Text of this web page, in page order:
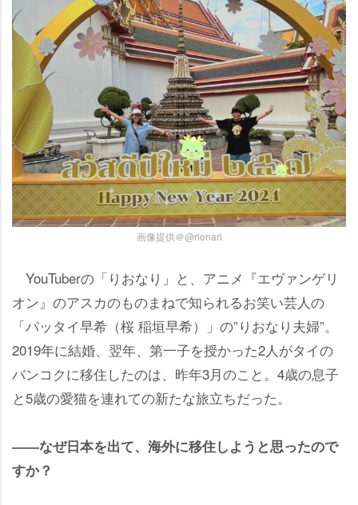
画像提供＠@rionari
YouTuberの「りおなり」と、アニメ『エヴァンゲリ
オン』のアスカのものまねで知られるお笑い芸人の
「パッタイ早希（桜 稲垣早希）」の”りおなり夫婦”。
2019年に結婚、翌年、第一子を授かった2人がタイの
バンコクに移住したのは、昨年3月のこと。4歳の息子
と5歳の愛猫を連れての新たな旅立ちだった。
――なぜ日本を出て、海外に移住しようと思ったので
すか？